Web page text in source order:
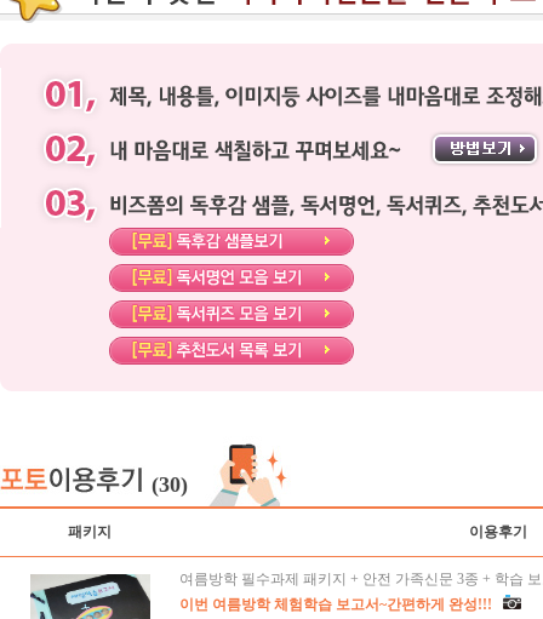
(30)
패키지 이용후기
여름방학 필수과제 패키지 + 안전 가족신문 3종 + 학습
이번 여름방학 체험학습 보고서~간편하게 완성!!!